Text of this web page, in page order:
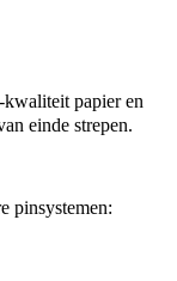
papier en
einde strepen.
pinsystemen: